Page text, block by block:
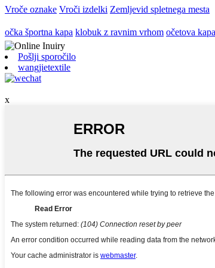
Vroče oznake Vroči izdelki Zemljevid spletnega mesta
očka športna kapa klobuk z ravnim vrhom očetova kapa
Pošlji sporočilo
wangjietextile
x